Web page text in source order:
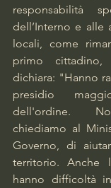
responsabilità
dell’Interno e alle
locali, come
primo
dichiara: "Hanno
presidio
dell'ordine.
chiediamo al
Governo, di
territorio. Anche
hanno difficoltà